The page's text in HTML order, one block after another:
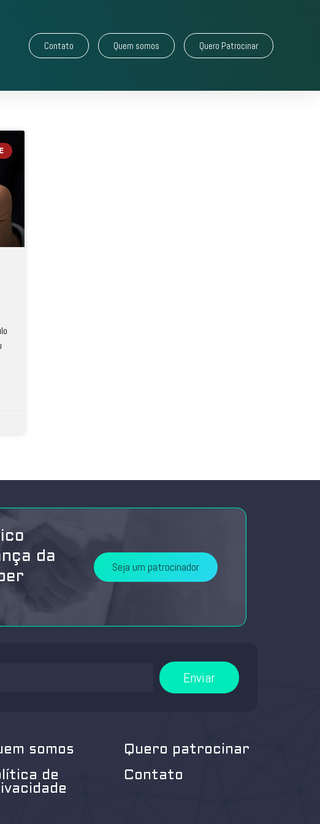
Contato Quem somos Quero Patrocinar
da
Seja um patrocinador
Enviar
somos
de
Quero patrocinar
Contato